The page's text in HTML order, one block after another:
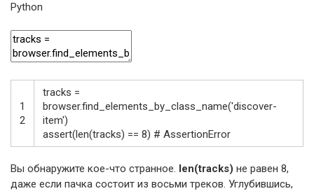
Python
1
2
tracks =
browser.find_elements_by_class_name('discover-
item')
assert(len(tracks) == 8) # AssertionError
Вы обнаружите кое-что странное. len(tracks) не равен 8,
даже если пачка состоит из восьми треков. Углубившись,